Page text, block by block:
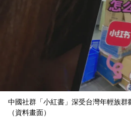
中國社群「小紅書」深受台灣年輕族群
（資料畫面）